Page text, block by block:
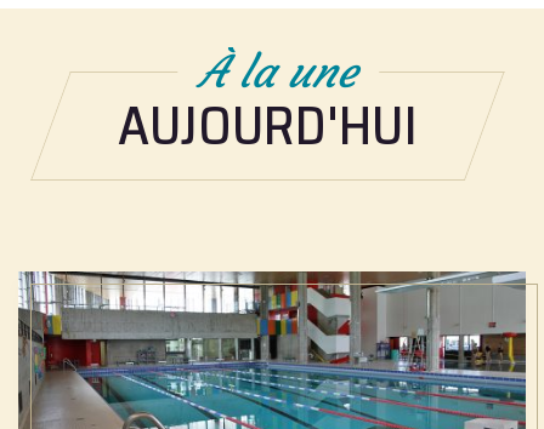
À la une
AUJOURD'HUI